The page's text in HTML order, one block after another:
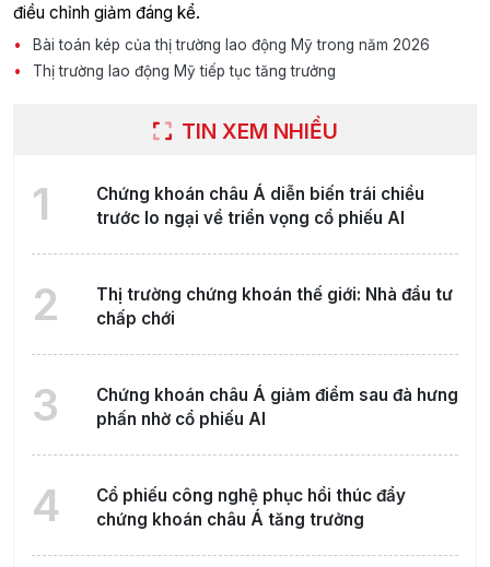
điều chỉnh giảm đáng kể.
Bài toán kép của thị trường lao động Mỹ trong năm 2026
Thị trường lao động Mỹ tiếp tục tăng trưởng
TIN XEM NHIỀU
1
Chứng khoán châu Á diễn biến trái chiều
trước lo ngại về triển vọng cổ phiếu AI
2
Thị trường chứng khoán thế giới: Nhà đầu tư
chấp chới
3
Chứng khoán châu Á giảm điểm sau đà hưng
phấn nhờ cổ phiếu AI
4
Cổ phiếu công nghệ phục hồi thúc đẩy
chứng khoán châu Á tăng trưởng